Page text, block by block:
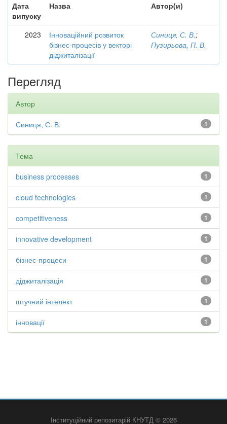
Дата
випуску
Назва Автор(и)
2023
Інноваційний розвиток
бізнес-процесів у векторі
діджиталізації
Синиця, С. В.;
Пузирьова, П. В.
Перегляд
Автор
1
Синиця, С. В.
Тема
1
business processes
1
cloud technologies
1
competitiveness
1
innovative development
1
бізнес-процеси
1
діджиталізація
1
штучний інтелект
1
інновації
Інституційний репозитарій КНУТД © 2026